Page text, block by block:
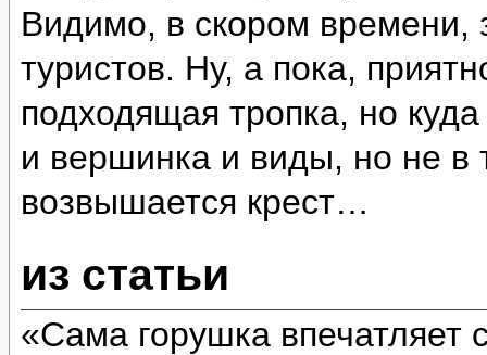
Видимо, в скором времени,
туристов. Ну, а пока,
подходящая тропка, но
и вершинка и виды, но не в
возвышается крест…
из статьи
«Сама горушка